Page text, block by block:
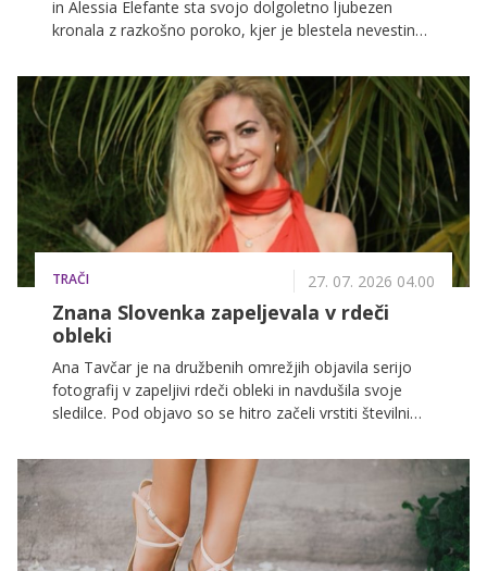
in Alessia Elefante sta svojo dolgoletno ljubezen
kronala z razkošno poroko, kjer je blestela nevestina
korzetom in unikatnimi prosojnimi rokavi predstavlja
popoln navdih za moderne neveste, ki iščejo klasiko s
preobratom.
TRAČI 27. 07. 2026 04.00
Znana Slovenka zapeljevala v rdeči
obleki
Ana Tavčar je na družbenih omrežjih objavila serijo
fotografij v zapeljivi rdeči obleki in navdušila svoje
sledilce. Pod objavo so se hitro začeli vrstiti številni
naravnost osupljivo.